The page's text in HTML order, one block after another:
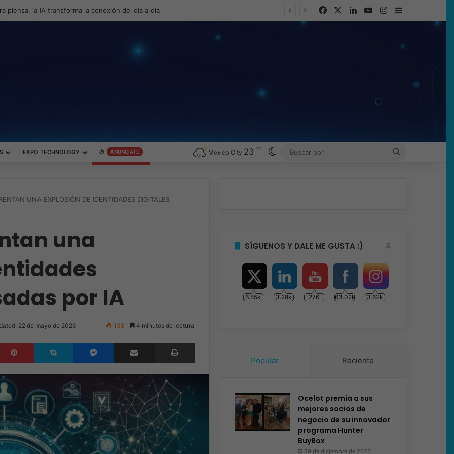
y el gaming con la experiencia Duo FacebookLinkedInYouTubeInstagram
Barra lateral
EXPO TECHNOLOGY ✆ ANUNCIATE Mexico City 23 ℃ Switch skin
BUSCAR
UNA EXPLOSIÓN DE IDENTIDADES DIGITALES
una
por IA
22 de mayo de 2026 138 4 minutos de lectura
Pinterest Skype Messenger Compartir por correo electrónico Imprimir
SÍGUENOS Y DALE ME GUSTA :)
6.55k 3.28k 276 63.02k 3.62k
Popular Reciente
Ocelot premia a sus
mejores socios de
negocio de su innovador
programa Hunter
BuyBox
29 de diciembre de 2023